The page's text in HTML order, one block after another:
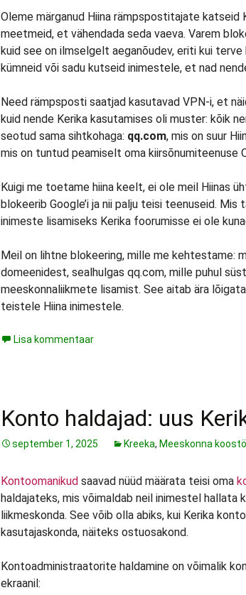
Oleme märganud Hiina rämpspostitajate katseid
meetmeid, et vähendada seda vaeva. Varem
kuid see on ilmselgelt aeganõudev, eriti kui
kümneid või sadu kutseid inimestele, et nad
Need rämpsposti saatjad kasutavad VPN-i, et
kuid nende Kerika kasutamises oli muster: kõik
seotud sama sihtkohaga: qq.com, mis on suur
mis on tuntud peamiselt oma kiirsõnumiteenuse
Kuigi me toetame hiina keelt, ei ole meil Hiinas
blokeerib Google’i ja nii palju teisi teenuseid.
inimeste lisamiseks Kerika foorumisse ei ole
Meil on lihtne blokeering, mille me kehtestame:
domeenidest, sealhulgas qq.com, mille puhul
meeskonnaliikmete lisamist. See aitab ära
teistele Hiina inimestele.
Lisa kommentaar
Konto haldajad: uus
september 1, 2025 Kreeka, Meeskonna
Kontoomanikud saavad nüüd määrata teisi oma
haldajateks, mis võimaldab neil inimestel hallata
liikmeskonda. See võib olla abiks, kui Kerika
kasutajaskonda, näiteks ostuosakond.
Kontoadministraatorite haldamine on võimalik
ekraanil: